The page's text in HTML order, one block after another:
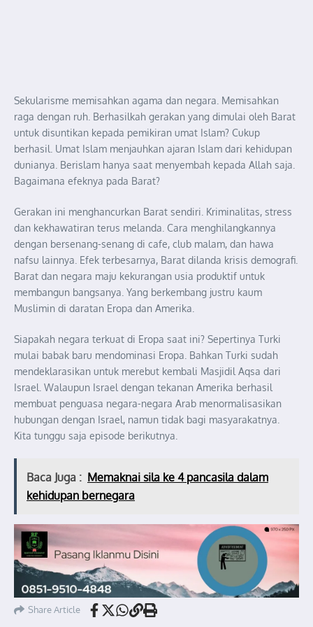
Sekularisme memisahkan agama dan negara. Memisahkan
raga dengan ruh. Berhasilkah gerakan yang dimulai oleh Barat
untuk disuntikan kepada pemikiran umat Islam? Cukup
berhasil. Umat Islam menjauhkan ajaran Islam dari kehidupan
dunianya. Berislam hanya saat menyembah kepada Allah saja.
Bagaimana efeknya pada Barat?
Gerakan ini menghancurkan Barat sendiri. Kriminalitas, stress
dan kekhawatiran terus melanda. Cara menghilangkannya
dengan bersenang-senang di cafe, club malam, dan hawa
nafsu lainnya. Efek terbesarnya, Barat dilanda krisis demografi.
Barat dan negara maju kekurangan usia produktif untuk
membangun bangsanya. Yang berkembang justru kaum
Muslimin di daratan Eropa dan Amerika.
Siapakah negara terkuat di Eropa saat ini? Sepertinya Turki
mulai babak baru mendominasi Eropa. Bahkan Turki sudah
mendeklarasikan untuk merebut kembali Masjidil Aqsa dari
Israel. Walaupun Israel dengan tekanan Amerika berhasil
membuat penguasa negara-negara Arab menormalisasikan
hubungan dengan Israel, namun tidak bagi masyarakatnya.
Kita tunggu saja episode berikutnya.
Baca Juga : Memaknai sila ke 4 pancasila dalam
kehidupan bernegara
Share Article